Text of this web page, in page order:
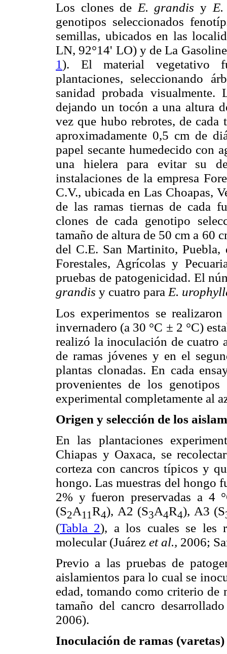
Los clones de E. grandis y
genotipos seleccionados
semillas, ubicados en las
LN, 92°14' LO) y de La
1). El material vegetativo
plantaciones, seleccionando
sanidad probada visualmente.
dejando un tocón a una altura
vez que hubo rebrotes, de cada
aproximadamente 0,5 cm de
papel secante humedecido con
una hielera para evitar su
instalaciones de la empresa
C.V., ubicada en Las Choapas,
de las ramas tiernas de cada
clones de cada genotipo
tamaño de altura de 50 cm a 60
del C.E. San Martinito,
Forestales, Agrícolas y
pruebas de patogenicidad. El
grandis y cuatro para E.
Los experimentos se
invernadero (a 30 °C ± 2 °C)
realizó la inoculación de cuatro
de ramas jóvenes y en el
plantas clonadas. En cada
provenientes de los
experimental completamente al
Origen y selección de los
En las plantaciones
Chiapas y Oaxaca, se
corteza con cancros típicos y
hongo. Las muestras del hongo
2% y fueron preservadas a 4
(S2A11R4), A2 (S3A4R4), A3 (S
(Tabla 2), a los cuales se les
molecular (Juárez et al., 2006;
Previo a las pruebas de
aislamientos para lo cual se
edad, tomando como criterio de
tamaño del cancro
2006).
Inoculación de ramas (varetas)